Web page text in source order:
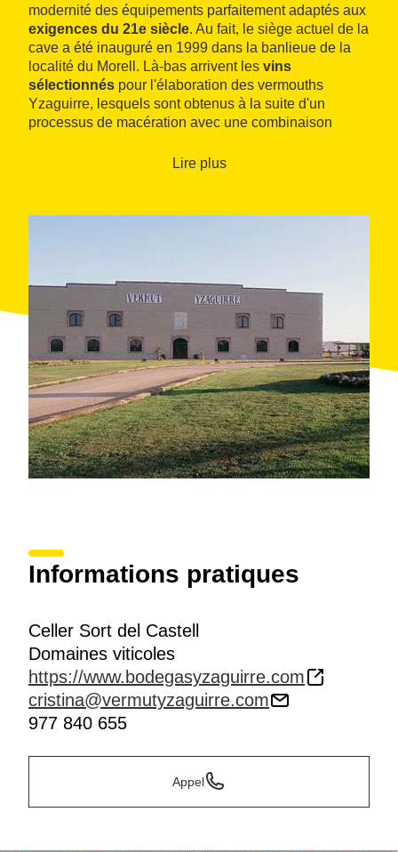
modernité des équipements parfaitement adaptés aux
exigences du 21e siècle. Au fait, le siège actuel de la
cave a été inauguré en 1999 dans la banlieue de la
localité du Morell. Là-bas arrivent les vins
sélectionnés pour l'élaboration des vermouths
Yzaguirre, lesquels sont obtenus à la suite d'un
processus de macération avec une combinaison
formule secrète transmise de génération en
nom familial . Vers la fin des années soixante-dix, les
deux vermouths ont été acquis par la
famillesalla
laquelle a maintenu les deux lignes de vermouth
artisanal Simó et Yzaguirre et a atteint une croissance
importante avec une production de trois millions et
demi litres de vermouth, plus d'un million de litres de
sangriaet quelques 300 000 litres de vins doux.
La visite de la cave Sort del Castell est intéressante
vu qu'elle permet de connaitre leprocessus
complexe de créationdu vermouth par un des
élaborateurs les plus prestigieux. Par ailleurs, il est
Lire plus
Informations pratiques
Celler Sort del Castell
Domaines viticoles
https://www.bodegasyzaguirre.com
cristina@vermutyzaguirre.com
977 840 655
Appel